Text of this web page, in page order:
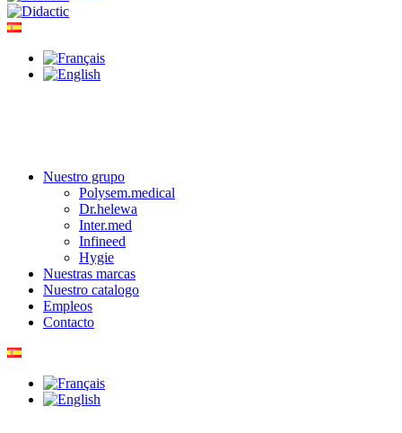
Nuestro grupo
Polysem.medical
Dr.helewa
Inter.med
Infineed
Hygie
Nuestras marcas
Nuestro catalogo
Empleos
Contacto